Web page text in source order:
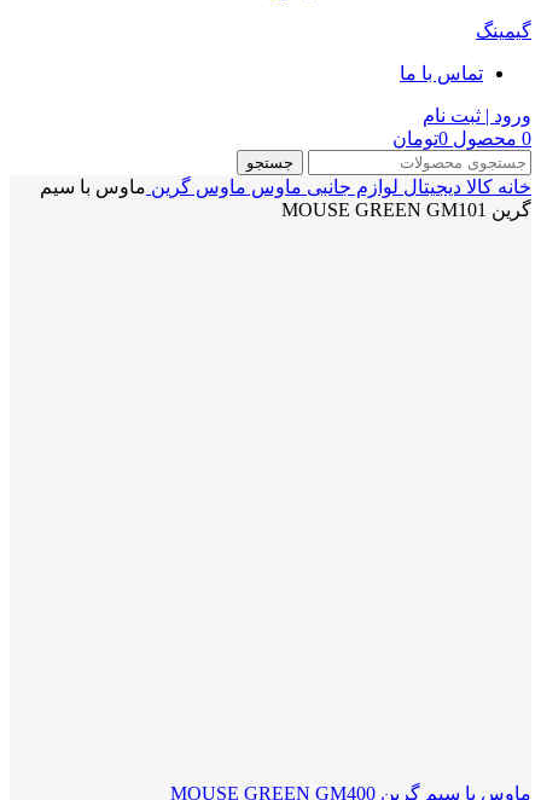
گیمینگ
تماس با ما
ورود | ثبت نام
0 محصول 0تومان
جستجو
خانه کالا دیجیتال لوازم جانبی ماوس ماوس گرین ماوس با سیم
گرین MOUSE GREEN GM101
ماوس با سیم گرین MOUSE GREEN GM400